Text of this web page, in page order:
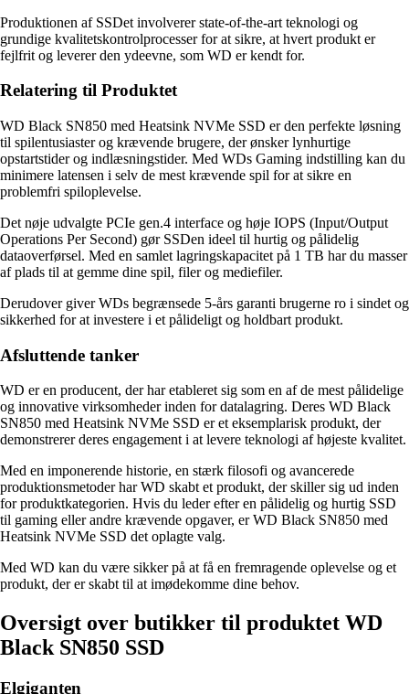
Produktionen af SSDet involverer state-of-the-art teknologi og
grundige kvalitetskontrolprocesser for at sikre, at hvert produkt er
fejlfrit og leverer den ydeevne, som WD er kendt for.
Relatering til Produktet
WD Black SN850 med Heatsink NVMe SSD er den perfekte løsning
til spilentusiaster og krævende brugere, der ønsker lynhurtige
opstartstider og indlæsningstider. Med WDs Gaming indstilling kan du
minimere latensen i selv de mest krævende spil for at sikre en
problemfri spiloplevelse.
Det nøje udvalgte PCIe gen.4 interface og høje IOPS (Input/Output
Operations Per Second) gør SSDen ideel til hurtig og pålidelig
dataoverførsel. Med en samlet lagringskapacitet på 1 TB har du masser
af plads til at gemme dine spil, filer og mediefiler.
Derudover giver WDs begrænsede 5-års garanti brugerne ro i sindet og
sikkerhed for at investere i et pålideligt og holdbart produkt.
Afsluttende tanker
WD er en producent, der har etableret sig som en af de mest pålidelige
og innovative virksomheder inden for datalagring. Deres WD Black
SN850 med Heatsink NVMe SSD er et eksemplarisk produkt, der
demonstrerer deres engagement i at levere teknologi af højeste kvalitet.
Med en imponerende historie, en stærk filosofi og avancerede
produktionsmetoder har WD skabt et produkt, der skiller sig ud inden
for produktkategorien. Hvis du leder efter en pålidelig og hurtig SSD
til gaming eller andre krævende opgaver, er WD Black SN850 med
Heatsink NVMe SSD det oplagte valg.
Med WD kan du være sikker på at få en fremragende oplevelse og et
produkt, der er skabt til at imødekomme dine behov.
Oversigt over butikker til produktet WD
Black SN850 SSD
Elgiganten